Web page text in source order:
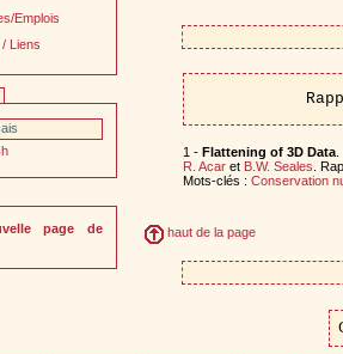
Emplois
/ Liens
page de
1 - Flattening of 3D Data.
R. Acaret B.W. Seales .
Mots-clés : Conservation
haut de la page